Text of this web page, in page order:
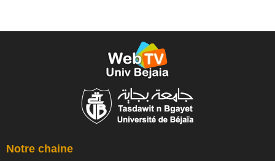
Notre chaine